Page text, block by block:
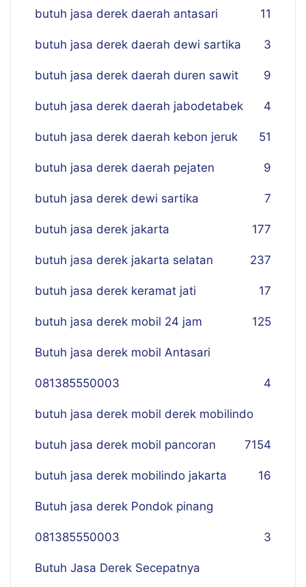
butuh jasa derek daerah antasari 11
butuh jasa derek daerah dewi sartika 3
butuh jasa derek daerah duren sawit 9
butuh jasa derek daerah jabodetabek 4
butuh jasa derek daerah kebon jeruk 51
butuh jasa derek daerah pejaten 9
butuh jasa derek dewi sartika 7
butuh jasa derek jakarta 177
butuh jasa derek jakarta selatan 237
butuh jasa derek keramat jati 17
butuh jasa derek mobil 24 jam 125
Butuh jasa derek mobil Antasari
081385550003 4
butuh jasa derek mobil derek mobilindo
154
butuh jasa derek mobil pancoran 7
butuh jasa derek mobilindo jakarta 16
Butuh jasa derek Pondok pinang
081385550003 3
Butuh Jasa Derek Secepatnya